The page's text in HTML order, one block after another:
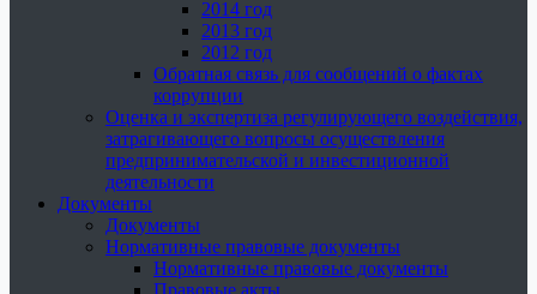
2014 год
2013 год
2012 год
Обратная связь для сообщений о фактах
коррупции
Оценка и экспертиза регулирующего воздействия,
затрагивающего вопросы осуществления
предпринимательской и инвестиционной
деятельности
Документы
Документы
Нормативные правовые документы
Нормативные правовые документы
Правовые акты